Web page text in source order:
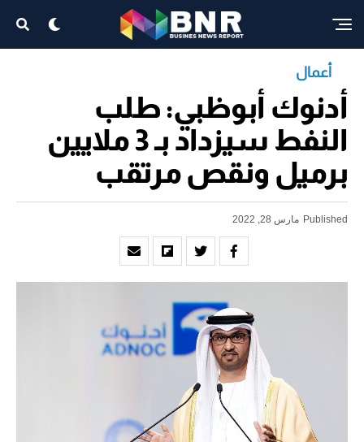
أعمال
أدنوك أبوظبي: طلب
النفط سيزداد بـ 3 ملايين
برميل ونقص مرتقب
Published مارس 28, 2022